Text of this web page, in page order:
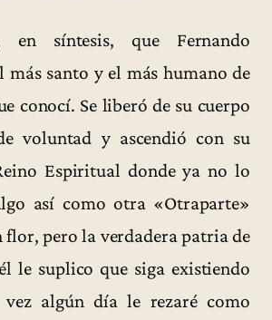
en síntesis, que Fernando
más santo y el más humano de
conocí. Se liberó de su cuerpo
voluntad y ascendió con su
Espiritual donde ya no lo
así como otra «Otraparte»
flor, pero la verdadera patria de
le suplico que siga existiendo
algún día le rezaré como